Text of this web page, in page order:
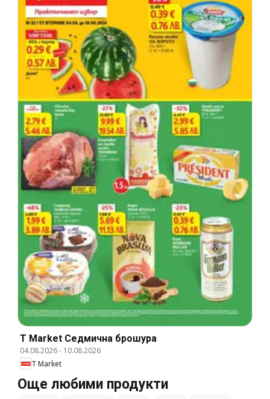
T Market Cедмична брошура
04.08.2026- 10.08.2026
T Market
Още любими продукти